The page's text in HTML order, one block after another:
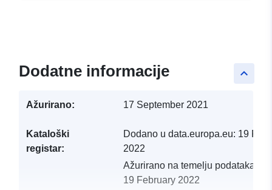
keyboard_arrow_up
Dodatne informacije
Ažurirano: 17 September 2021
Kataloški
registar:
Dodano u data.europa.eu: 19
2022
Ažurirano na temelju
19 February 2022